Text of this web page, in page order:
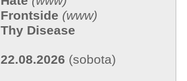
Frontside (www)
Thy Disease
22.08.2026 (sobota)